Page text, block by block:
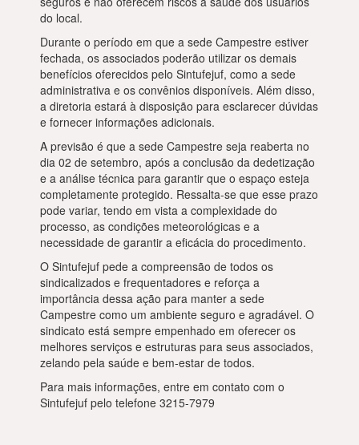
do local.
Durante o período em que a sede Campestre estiver
fechada, os associados poderão utilizar os demais
benefícios oferecidos pelo Sintufejuf, como a sede
administrativa e os convênios disponíveis. Além disso,
a diretoria estará à disposição para esclarecer dúvidas
e fornecer informações adicionais.
A previsão é que a sede Campestre seja reaberta no
dia 02 de setembro, após a conclusão da dedetização
e a análise técnica para garantir que o espaço esteja
completamente protegido. Ressalta-se que esse prazo
pode variar, tendo em vista a complexidade do
processo, as condições meteorológicas e a
necessidade de garantir a eficácia do procedimento.
O Sintufejuf pede a compreensão de todos os
sindicalizados e frequentadores e reforça a
importância dessa ação para manter a sede
Campestre como um ambiente seguro e agradável. O
sindicato está sempre empenhado em oferecer os
melhores serviços e estruturas para seus associados,
zelando pela saúde e bem-estar de todos.
Para mais informações, entre em contato com o
Sintufejuf pelo telefone 3215-7979